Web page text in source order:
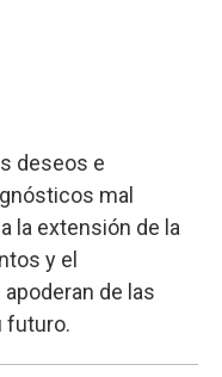
deseos e
mal
la extensión de la
y el
de las
futuro.